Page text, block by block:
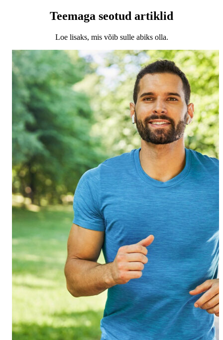
Teemaga seotud artiklid
Loe lisaks, mis võib sulle abiks olla.